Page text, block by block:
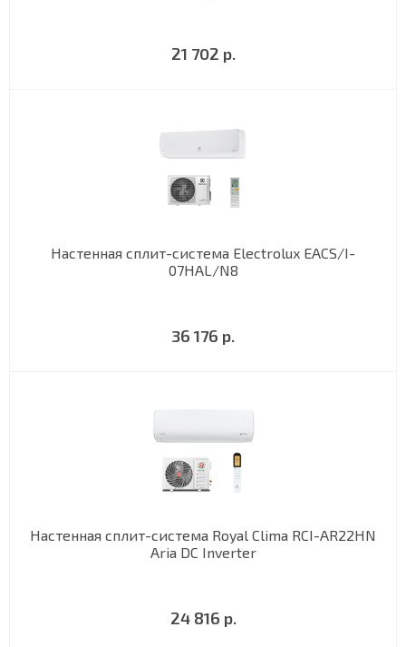
21 702 р.
Настенная сплит-система Electrolux EACS/I-
07HAL/N8
36 176 р.
Настенная сплит-система Royal Clima RCI-AR22HN
Aria DC Inverter
24 816 р.